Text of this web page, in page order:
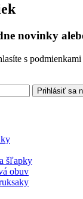
novinky
s
šľapky
obuv